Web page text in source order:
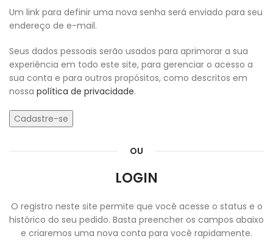
Um link para definir uma nova senha será enviado para seu
endereço de e-mail.
Seus dados pessoais serão usados para aprimorar a sua
experiência em todo este site, para gerenciar o acesso a
sua conta e para outros propósitos, como descritos em
nossa política de privacidade.
Cadastre-se
OU
LOGIN
O registro neste site permite que você acesse o status e o
histórico do seu pedido. Basta preencher os campos abaixo
e criaremos uma nova conta para você rapidamente.